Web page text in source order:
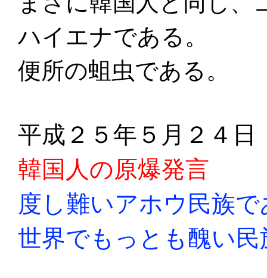
ハイエナである。
便所の蛆虫である。
平成２５年５月２４日
韓国人の原爆発言
度し難いアホウ民族
世界でもっとも醜い